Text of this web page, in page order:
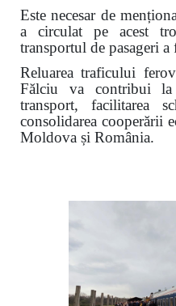
Este necesar de
a circulat pe acest
transportul de pasageri
Reluarea traficului
Fălciu va contribui la
transport, facilitarea
consolidarea cooperării
Moldova și România.